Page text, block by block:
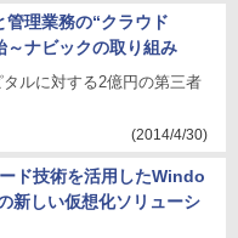
理業務の“クラウド
～ナビックの取り組み
ルに対する2億円の第三者
(2014/4/30)
ド技術を活用したWindo
新しい仮想化ソリューシ